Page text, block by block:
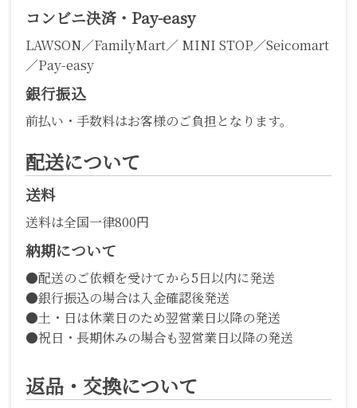
コンビニ決済・Pay-easy
LAWSON／FamilyMart／ MINI STOP／Seicomart
／Pay-easy
銀行振込
前払い・手数料はお客様のご負担となります。
配送について
送料
送料は全国一律800円
納期について
●配送のご依頼を受けてから5日以内に発送
●銀行振込の場合は入金確認後発送
●土・日は休業日のため翌営業日以降の発送
●祝日・長期休みの場合も翌営業日以降の発送
返品・交換について